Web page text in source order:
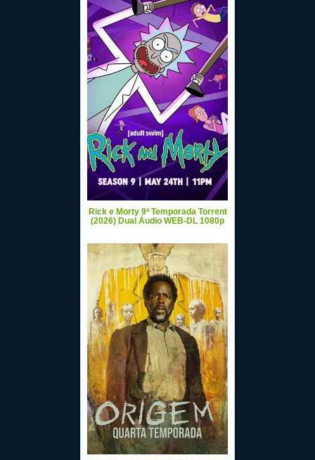
Rick e Morty 9ª Temporada Torrent
(2026) Dual Áudio WEB-DL 1080p